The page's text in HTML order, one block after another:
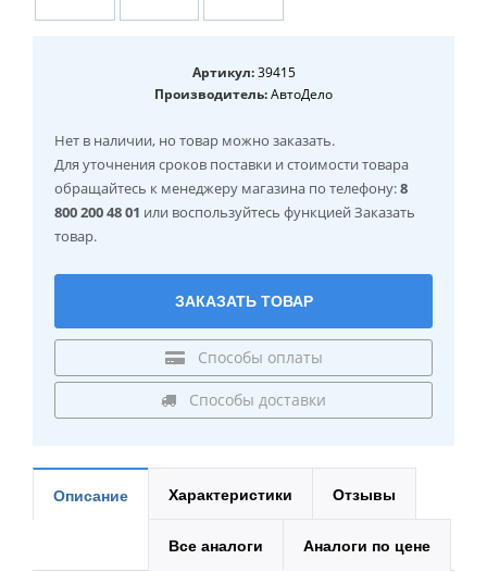
Артикул:39415
Производитель:АвтоДело
Нет в наличии, но товар можно заказать.
Для уточнения сроков поставки и стоимости товара
обращайтесь к менеджеру магазина по телефону:8
800 200 48 01 или воспользуйтесь функцией Заказать
товар.
ЗАКАЗАТЬ ТОВАР
Способы оплаты
Способы доставки
Описание Характеристики Отзывы
Все аналоги Аналоги по цене